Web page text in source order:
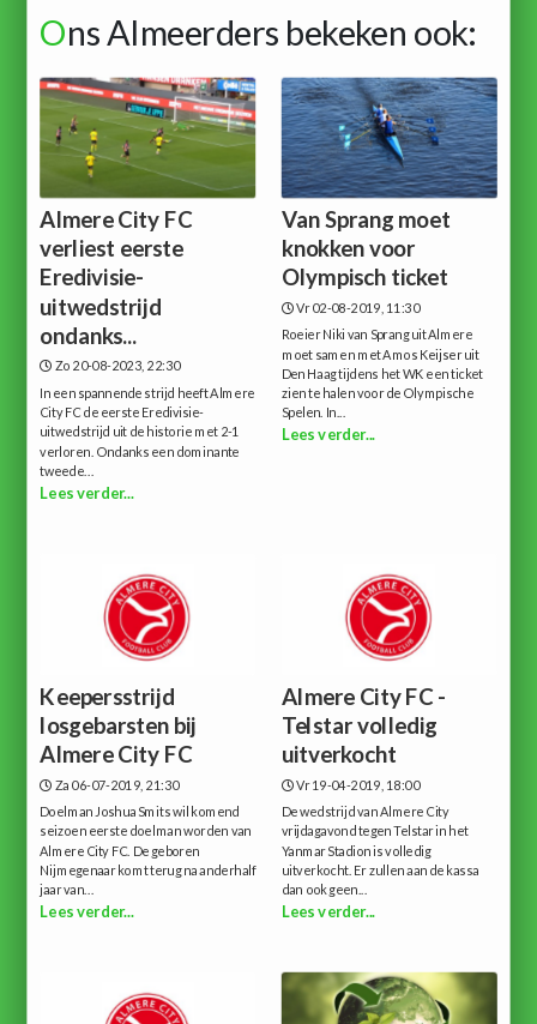
Ons Almeerders bekeken ook:
Almere City FC
verliest eerste
Eredivisie-
uitwedstrijd
ondanks...
Zo 20-08-2023, 22:30
In een spannende strijd heeft Almere
City FC de eerste Eredivisie-
uitwedstrijd uit de historie met 2-1
verloren. Ondanks een dominante
tweede...
Lees verder...
Van Sprang moet
knokken voor
Olympisch ticket
Vr 02-08-2019, 11:30
Roeier Niki van Sprang uit Almere
moet samen met Amos Keijser uit
Den Haag tijdens het WK een ticket
zien te halen voor de Olympische
Spelen. In...
Lees verder...
Keepersstrijd
losgebarsten bij
Almere City FC
Za 06-07-2019, 21:30
Doelman Joshua Smits wil komend
seizoen eerste doelman worden van
Almere City FC. De geboren
Nijmegenaar komt terug na anderhalf
jaar van...
Lees verder...
Almere City FC -
Telstar volledig
uitverkocht
Vr 19-04-2019, 18:00
De wedstrijd van Almere City
vrijdagavond tegen Telstar in het
Yanmar Stadion is volledig
uitverkocht. Er zullen aan de kassa
dan ook geen...
Lees verder...